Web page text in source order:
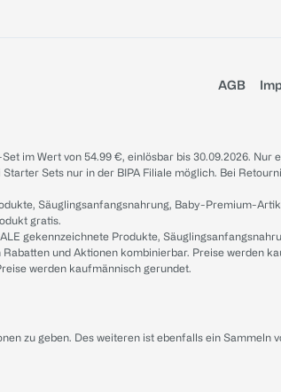
AGB
im Wert von 54.99 €, einlösbar bis 30.09.2026.
Sets nur in der BIPA Filiale möglich. Bei
Säuglingsanfangsnahrung, Baby-Premium-
gratis.
gekennzeichnete Produkte,
und Aktionen kombinierbar. Preise werden
werden kaufmännisch gerundet.
zu geben. Des weiteren ist ebenfalls ein